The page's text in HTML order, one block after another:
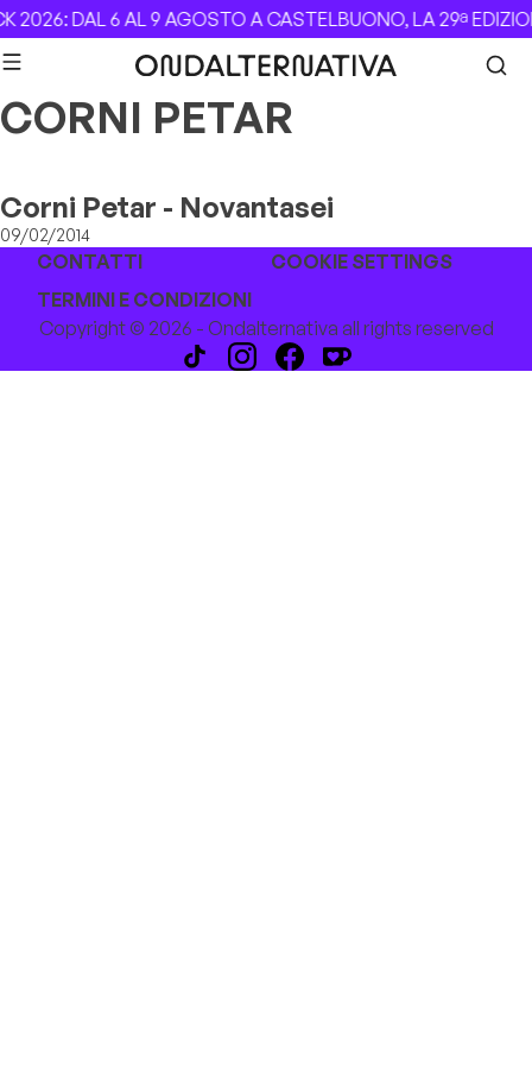
Skip to content
2026: DAL 6 AL 9 AGOSTO A CASTELBUONO, LA 29ª
CORNI PETAR
Corni Petar - Novantasei
09/02/2014
CONTATTI
COOKIE SETTINGS
TERMINI E CONDIZIONI
Copyright © 2026 - Ondalternativa all rights reserved